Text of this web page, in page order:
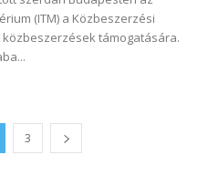
(ITM) a Közbeszerzési
közbeszerzések támogatására.
3